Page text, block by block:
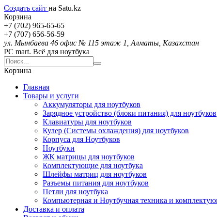
Создать сайт на Satu.kz
Корзина
+7 (702) 965-65-65
+7 (707) 656-56-59
ул. Мынбаева 46 офис № 115 этаж 1, Алматы, Казахстан
PC mart. Всё для ноутбука
Корзина
Главная
Товары и услуги
Аккумуляторы для ноутбуков
Зарядное устройство (блоки питания) для ноутбуков
Клавиатуры для ноутбуков
Кулер (Системы охлаждения) для ноутбуков
Корпуса для Ноутбуков
Ноутбуки
ЖК матрицы для ноутбуков
Комплектующие для ноутбука
Шлейфы матриц для ноутбуков
Разъемы питания для ноутбуков
Петли для ноутбука
Компьютерная и Ноутбучная техника и
Доставка и оплата